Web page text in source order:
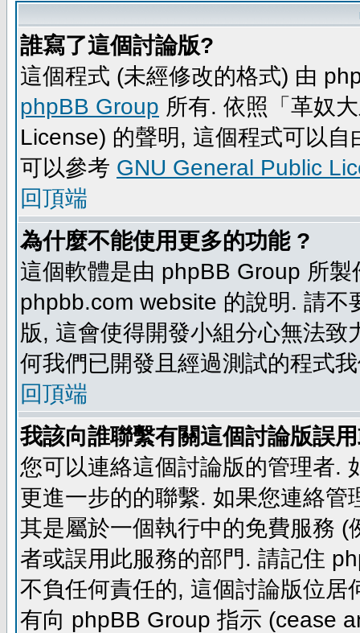
誰寫了這個討論版?
這個程式 (未經修改的格式) 由
phpBB Group 所有. 依照「革奴
License) 的聲明, 這個程式可以
可以參考 GNU General Public
回頂端
為什麼不能使用更多的功能 ?
這個軟體是由 phpBB Group 所
phpbb.com website 的說明. 請
版, 這會使得開發小組分心無法
何我們已開發且經過測試的程式
回頂端
我該向誰聯繫有關這個討論版誤
您可以連絡這個討論版的管理者.
更進一步的的聯繫. 如果您連絡
其是屬於一個執行中的免費服務
者或誤用此服務的部門. 請記住
不負任何責任的, 這個討論版位
有向 phpBB Group 指示 (cease